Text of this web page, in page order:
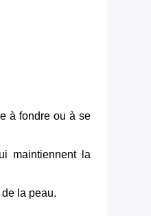
à fondre ou à se
maintiennent la
la peau.